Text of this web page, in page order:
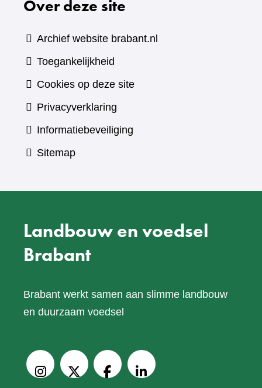
website)
Over deze site
Archief website brabant.nl
Toegankelijkheid
Cookies op deze site
Privacyverklaring
Informatiebeveiliging
Sitemap
Landbouw en voedsel
Brabant
Brabant werkt samen aan slimme landbouw
en duurzaam voedsel